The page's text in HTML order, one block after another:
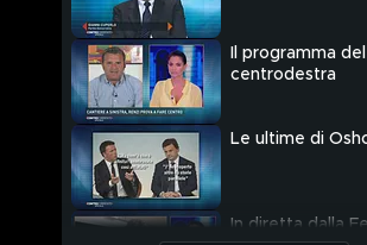
Il programma del
centrodestra
Le ultime di
In diretta dalla